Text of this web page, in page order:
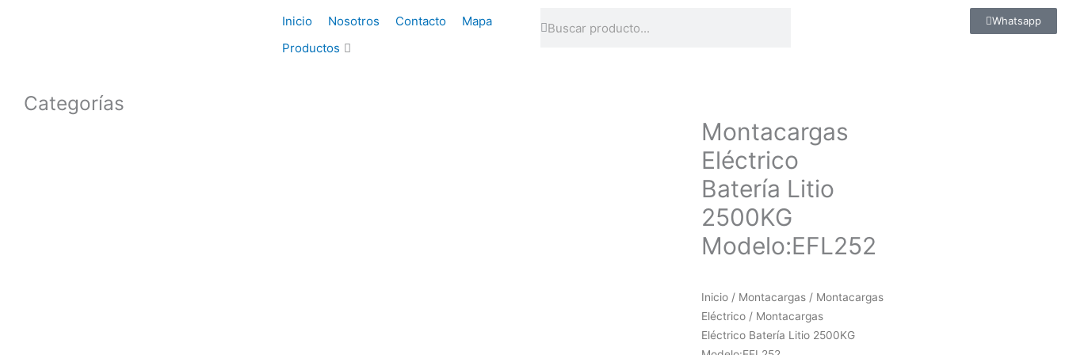
Inicio Nosotros Contacto
Mapa
Productos
Whatsapp
Categorías
Montacargas
Eléctrico
Batería Litio
2500KG
Modelo:EFL252
Inicio / Montacargas / Montacargas
Eléctrico / Montacargas
Eléctrico Batería Litio 2500KG